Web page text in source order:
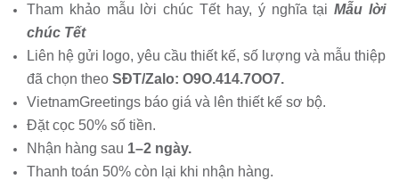
Tham khảo mẫu lời chúc Tết hay, ý nghĩa tạiMẫu lời
chúc Tết
Liên hệ gửi logo, yêu cầu thiết kế, số lượng và mẫu thiệp
đã chọn theo SĐT/Zalo: O9O.414.7OO7.
VietnamGreetings báo giá và lên thiết kế sơ bộ.
Đặt cọc 50% số tiền.
Nhận hàng sau 1–2 ngày.
Thanh toán 50% còn lại khi nhận hàng.